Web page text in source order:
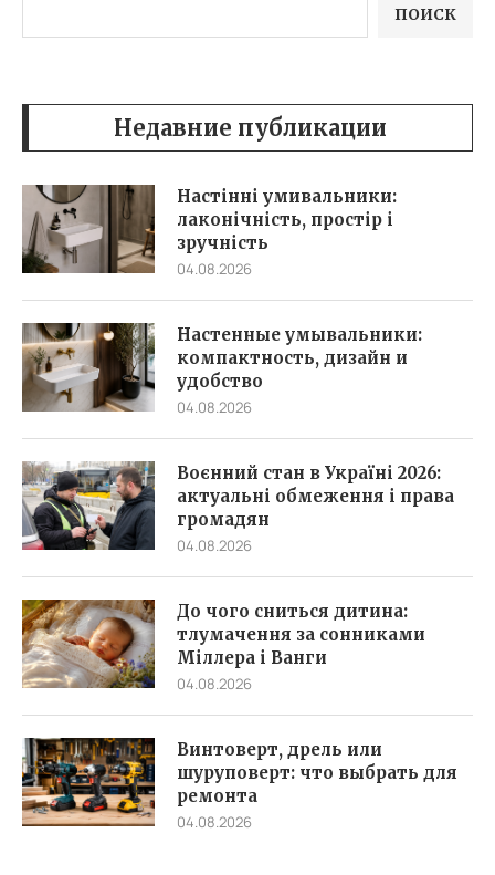
ПОИСК
Недавние публикации
Настінні умивальники:
лаконічність, простір і
зручність
04.08.2026
Настенные умывальники:
компактность, дизайн и
удобство
04.08.2026
Воєнний стан в Україні 2026:
актуальні обмеження і права
громадян
04.08.2026
До чого сниться дитина:
тлумачення за сонниками
Міллера і Ванги
04.08.2026
Винтоверт, дрель или
шуруповерт: что выбрать для
ремонта
04.08.2026